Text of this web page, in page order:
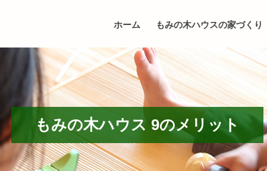
ホーム もみの木ハウスの家づくり
もみの木ハウス 9のメリット